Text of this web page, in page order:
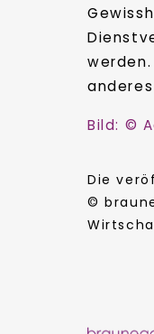
Bild: ©
Die
©